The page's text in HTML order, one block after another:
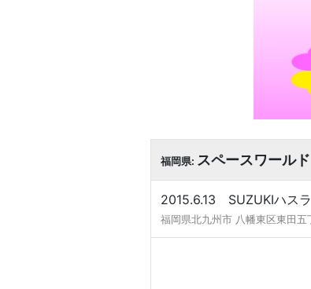
福岡県: スペースワール
2015.6.13 SUZUKIハス
福岡県北九州市 八幡東区東田五